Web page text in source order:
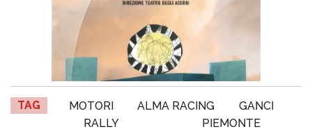
TAG MOTORI ALMA RACING
GANCI
RALLY
PIEMONTE